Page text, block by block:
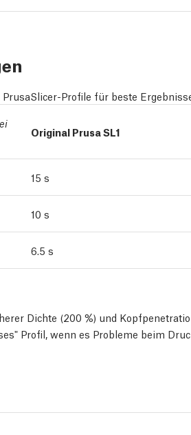
Profile für beste
Original Prusa SL1
15 s
10 s
6.5 s
Dichte (200 %) und
Profil, wenn es Probleme beim